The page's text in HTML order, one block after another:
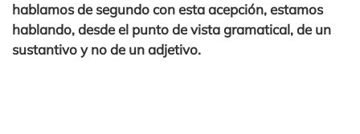
hablamos de segundo con esta acepción, estamos
hablando, desde el punto de vista gramatical, de un
sustantivo y no de un adjetivo.